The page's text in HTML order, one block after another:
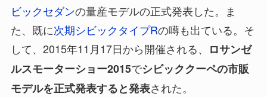
ビックセダンの量産モデルの正式発表した。ま
た、既に次期シビックタイプRの噂も出ている。そ
して、2015年11月17日から開催される、
ロサンゼ
ルスモーターショー2015でシビッククーペの市販
モデルを正式発表すると発表された。